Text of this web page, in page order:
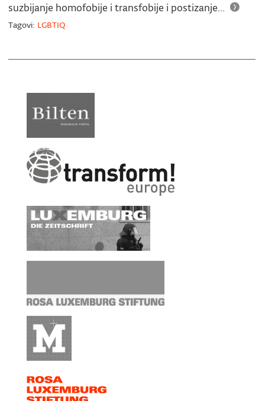
suzbijanje homofobije i transfobije i postizanje...
Tagovi: LGBTIQ